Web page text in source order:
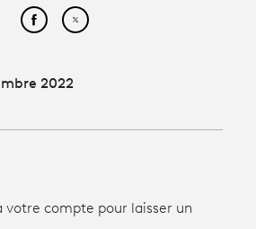
Partager cet article sur
Partager cet article sur
2022
votre compte pour laisser un